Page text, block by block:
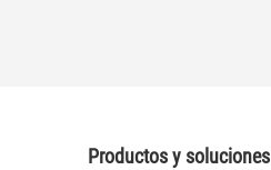
Productos y soluciones